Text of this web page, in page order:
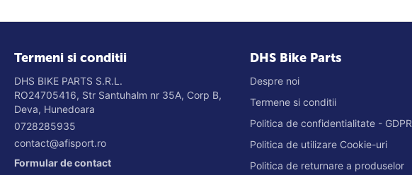
Termeni si conditii
DHS BIKE PARTS S.R.L.
RO24705416, Str Santuhalm nr 35A, Corp B,
Deva, Hunedoara
0728285935
contact@afisport.ro
Formular de contact
DHS Bike Parts
Despre noi
Termene si conditii
Politica de confidentialitate - GDPR
Politica de utilizare Cookie-uri
Politica de returnare a produselor